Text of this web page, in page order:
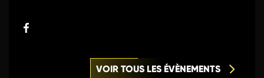
VOIR TOUS LES ÉVÈNEMENTS